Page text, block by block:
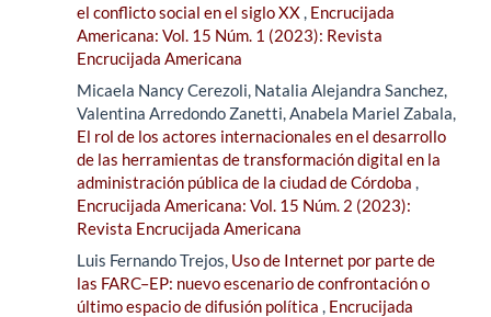
el conflicto social en el siglo XX, Encrucijada
Americana: Vol. 15 Núm. 1 (2023): Revista
Encrucijada Americana
Micaela Nancy Cerezoli, Natalia Alejandra Sanchez,
Valentina Arredondo Zanetti, Anabela Mariel Zabala,
El rol de los actores internacionales en el desarrollo
de las herramientas de transformación digital en la
administración pública de la ciudad de Córdoba ,
Encrucijada Americana: Vol. 15 Núm. 2 (2023):
Revista Encrucijada Americana
Luis Fernando Trejos, Uso de Internet por parte de
las FARC–EP: nuevo escenario de confrontación o
último espacio de difusión política , Encrucijada